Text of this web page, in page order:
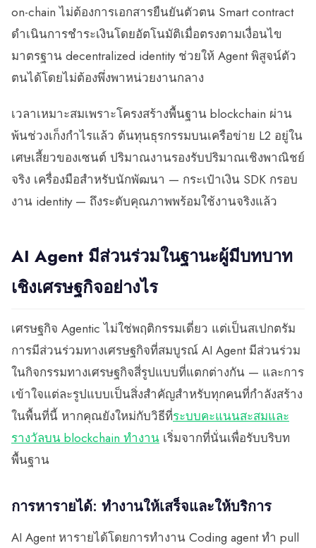
on-chain ไม่ต้องการเอกสารยืนยันตัวตน Smart contract
ดำเนินการชำระเงินโดยอัตโนมัติเมื่อตรงตามเงื่อนไข
มาตรฐาน decentralized identity ช่วยให้ Agent พิสูจน์ตัว
ตนได้โดยไม่ต้องพึ่งพาหน่วยงานกลาง
เวลาเหมาะสมเพราะโครงสร้างพื้นฐาน blockchain ผ่าน
พ้นช่วงเก็งกำไรแล้ว ต้นทุนธุรกรรมบนเครือข่าย L2 อยู่ใน
เศษเสี้ยวของเซนต์ ปริมาณงานรองรับปริมาณเชิงพาณิชย์
จริง เครื่องมือสำหรับนักพัฒนา — กระเป๋าเงิน SDK กรอบ
งาน identity — ถึงระดับคุณภาพพร้อมใช้งานจริงแล้ว
AI Agent มีส่วนร่วมในฐานะผู้มีบทบาท
เชิงเศรษฐกิจอย่างไร
เศรษฐกิจ Agentic ไม่ใช่พฤติกรรมเดี่ยว แต่เป็นสเปกตรัม
การมีส่วนร่วมทางเศรษฐกิจที่สมบูรณ์ AI Agent มีส่วนร่วม
ในกิจกรรมทางเศรษฐกิจสี่รูปแบบที่แตกต่างกัน — และการ
เข้าใจแต่ละรูปแบบเป็นสิ่งสำคัญสำหรับทุกคนที่กำลังสร้าง
ในพื้นที่นี้ หากคุณยังใหม่กับวิธีที่ระบบคะแนนสะสมและ
รางวัลบน blockchain ทำงาน เริ่มจากที่นั่นเพื่อรับบริบท
พื้นฐาน
การหารายได้: ทำงานให้เสร็จและให้บริการ
AI Agent หารายได้โดยการทำงาน Coding agent ทำ pull